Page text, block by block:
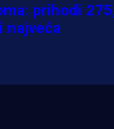
prihodi
najveća